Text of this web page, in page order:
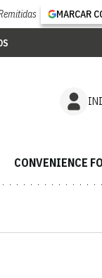
MARCAR
CONVENIENCE